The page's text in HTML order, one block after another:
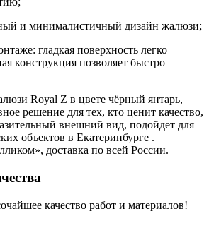
и минималистичный дизайн жалюзи;
гладкая поверхность легко
конструкция позволяет быстро
Royal Z в цвете чёрный янтарь,
решение для тех, кто ценит качество,
внешний вид, подойдет для
объектов в Екатеринбурге .
доставка по всей России.
качество работ и материалов!